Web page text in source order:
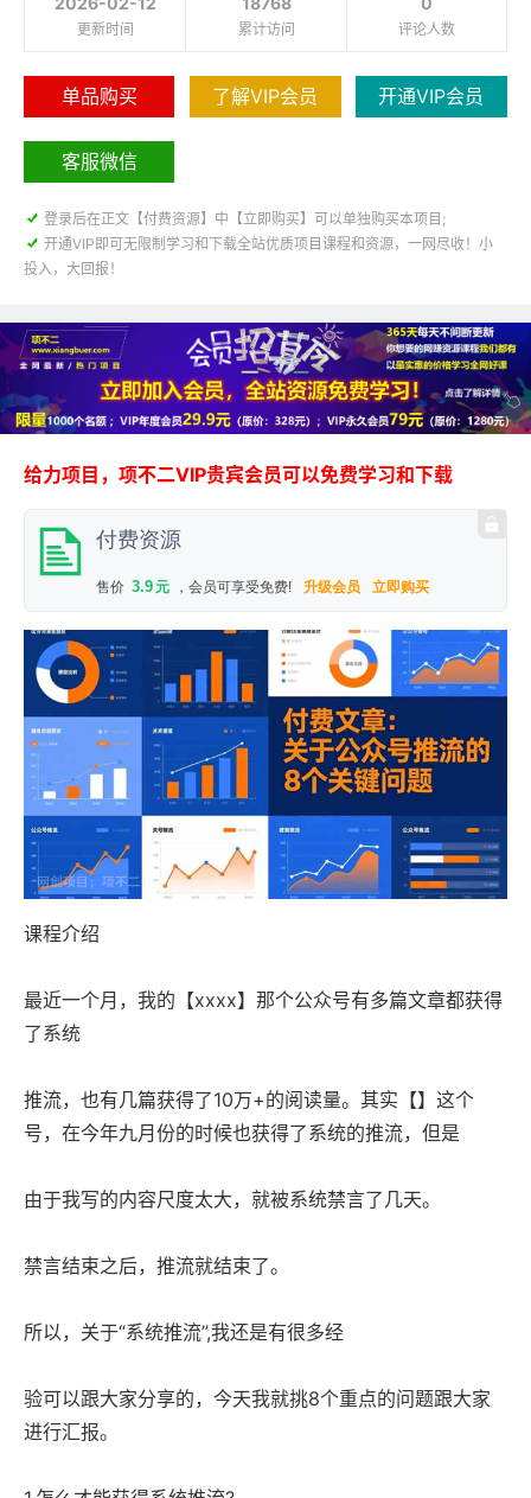
评论人数
累计访问
更新时间
单品购买 了解VIP会员 开通VIP会员
客服微信
 登录后在正文【付费资源】中【立即购买】可以单独购买本项目;
 开通VIP即可无限制学习和下载全站优质项目课程和资源，一网尽收！小
投入，大回报！
给力项目，项不二VIP贵宾会员可以免费学习和下载
付费资源
售价 3.9元 ，会员可享受免费! 升级会员 立即购买
课程介绍
最近一个月，我的【xxxx】那个公众号有多篇文章都获得
了系统
推流，也有几篇获得了10万+的阅读量。其实【】这个
号，在今年九月份的时候也获得了系统的推流，但是
由于我写的内容尺度太大，就被系统禁言了几天。
禁言结束之后，推流就结束了。
所以，关于“系统推流”,我还是有很多经
验可以跟大家分享的，今天我就挑8个重点的问题跟大家
进行汇报。